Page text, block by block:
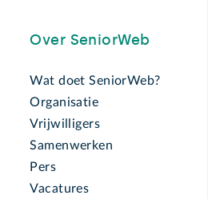
Over SeniorWeb
Wat doet SeniorWeb?
Organisatie
Vrijwilligers
Samenwerken
Pers
Vacatures